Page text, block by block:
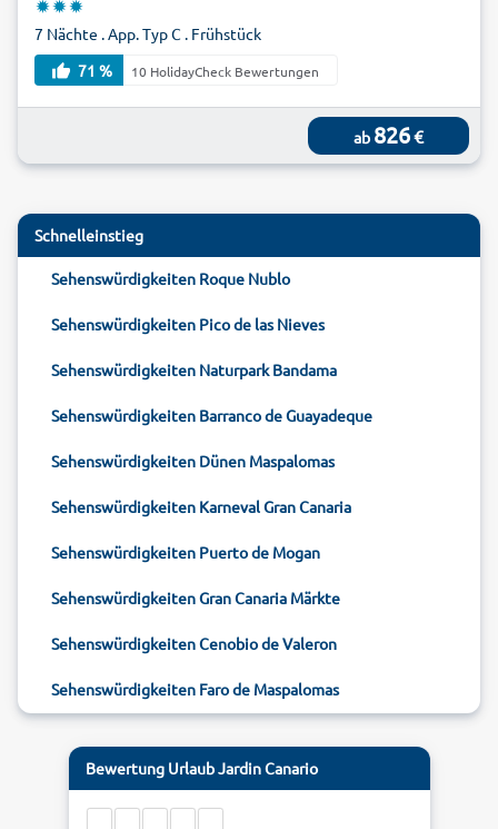
7 Nächte . App. Typ C . Frühstück
71 %
10 HolidayCheck Bewertungen
ab 826€
Schnelleinstieg
Sehenswürdigkeiten Roque Nublo
Sehenswürdigkeiten Pico de las Nieves
Sehenswürdigkeiten Naturpark Bandama
Sehenswürdigkeiten Barranco de Guayadeque
Sehenswürdigkeiten Dünen Maspalomas
Sehenswürdigkeiten Karneval Gran Canaria
Sehenswürdigkeiten Puerto de Mogan
Sehenswürdigkeiten Gran Canaria Märkte
Sehenswürdigkeiten Cenobio de Valeron
Sehenswürdigkeiten Faro de Maspalomas
Bewertung Urlaub Jardin Canario